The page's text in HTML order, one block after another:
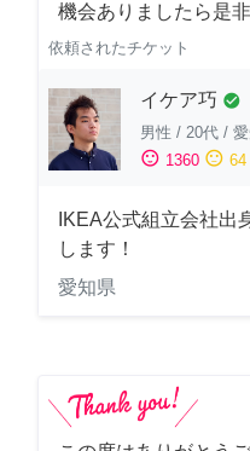
機会ありましたら是
依頼されたチケット
イケア巧 check_circle
男性 / 20代 /
sentiment_satisfied 1360 sentiment_neutral 64
IKEA公式組立会社
します！
愛知県